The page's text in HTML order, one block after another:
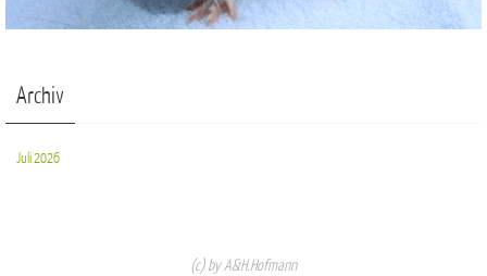
Archiv
Juli 2026
(c) by A&H.Hofmann